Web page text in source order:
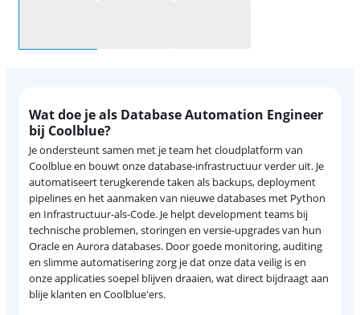
Wat doe je als Database Automation Engineer
bij Coolblue?
Je ondersteunt samen met je team het cloudplatform van
Coolblue en bouwt onze database-infrastructuur verder uit. Je
automatiseert terugkerende taken als backups, deployment
pipelines en het aanmaken van nieuwe databases met Python
en Infrastructuur-als-Code. Je helpt development teams bij
technische problemen, storingen en versie-upgrades van hun
Oracle en Aurora databases. Door goede monitoring, auditing
en slimme automatisering zorg je dat onze data veilig is en
onze applicaties soepel blijven draaien, wat direct bijdraagt aan
blije klanten en Coolblue'ers.